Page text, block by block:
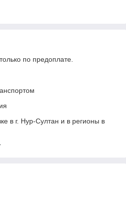
по предоплате.
в г. Нур-Султан и в регионы в